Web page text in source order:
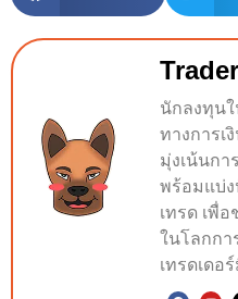
นักลงทุน
ทางการเ
มุ่งเน้นกา
พร้อมแบ่
เทรด เพื่
ในโลกกา
เทรดเดอ